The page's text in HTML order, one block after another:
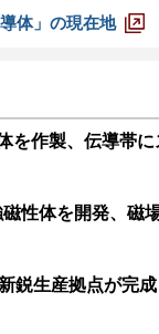
体」の現在地
を作製、伝導帯
性体を開発、磁
鋭生産拠点が完成